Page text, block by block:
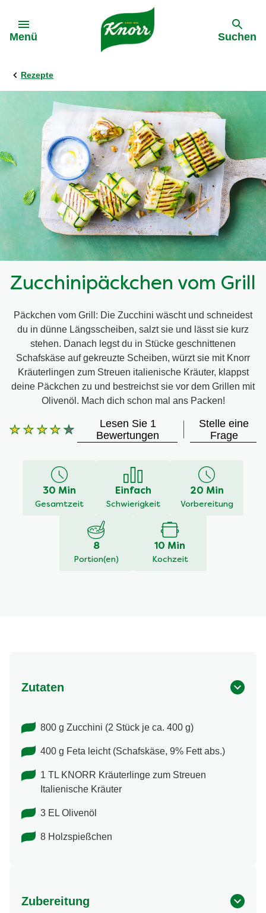
Menü Suchen
Rezepte
Zucchinipäckchen vom Grill
Päckchen vom Grill: Die Zucchini wäscht und schneidest
du in dünne Längsscheiben, salzt sie und lässt sie kurz
stehen. Danach legst du in Stücke geschnittenen
Schafskäse auf gekreuzte Scheiben, würzt sie mit Knorr
Kräuterlingen zum Streuen italienische Kräuter, klappst
deine Päckchen zu und bestreichst sie vor dem Grillen mit
Olivenöl. Mach dich schon mal ans Packen!
Die
Zucchinipäckchen
Lesen Sie 1
Bewertungen
Stelle eine
Frage
30 Min
Gesamtzeit
Einfach
Schwierigkeit
20 Min
Vorbereitung
8
Portion(en)
10 Min
Kochzeit
Zutaten
800 g Zucchini (2 Stück je ca. 400 g)
400 g Feta leicht (Schafskäse, 9% Fett abs.)
1 TL KNORR Kräuterlinge zum Streuen
Italienische Kräuter
3 EL Olivenöl
8 Holzspießchen
Zubereitung